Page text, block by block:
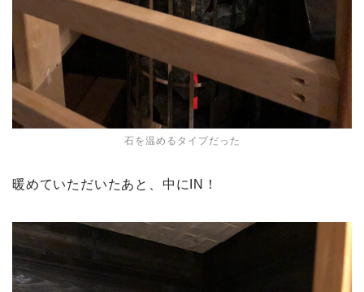
石を温めるタイプだった
暖めていただいたあと、中にIN！